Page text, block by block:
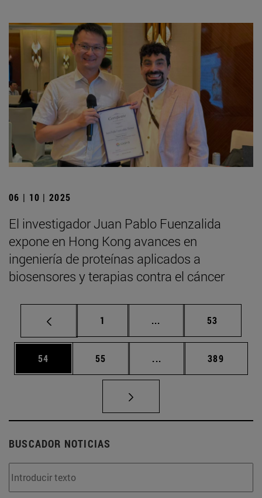
06 | 10 | 2025
El investigador Juan Pablo Fuenzalida
expone en Hong Kong avances en
ingeniería de proteínas aplicados a
biosensores y terapias contra el cáncer
Página
1 ... Páginas intermedias
Página
53
Página
54 Página
55 ... Páginas intermedias
Página
389
BUSCADOR NOTICIAS